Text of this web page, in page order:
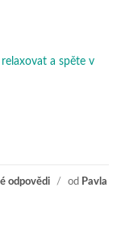
a spěte v
odpovědi / od Pavla